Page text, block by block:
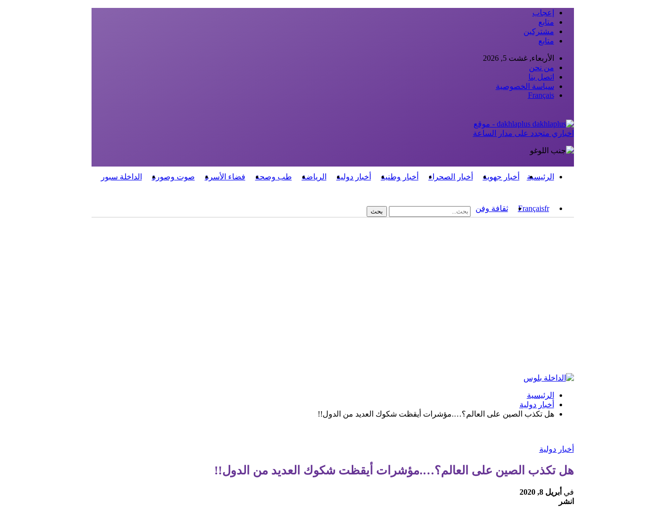
إعجاب
متابع
مشتركين
متابع
الأربعاء, غشت 5, 2026
من نحن
اتصل بنا
سياسة الخصوصية
Français
dakhlaplus - موقع
اخباري متجدد على مدار الساعة
الرئيسية أخبار جهوية أخبار الصحراء أخبار وطنية أخبار دولية الرياضة طب وصحة فضاء الأسرة صوت وصورة الداخلة سبور
Françaisfr ثقافة وفن
الرئيسية
أخبار دولية
هل تكذب الصين على العالم؟….مؤشرات أيقظت شكوك العديد من الدول!!
أخبار دولية
هل تكذب الصين على العالم؟….مؤشرات أيقظت شكوك العديد من الدول!!
في أبريل 8, 2020
انشر